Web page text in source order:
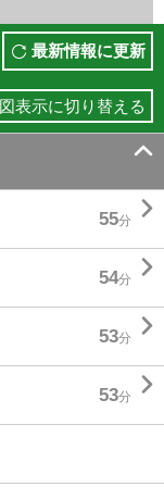
最新情報に更新
表示に切り替える

55分 
54分 
53分 
53分 